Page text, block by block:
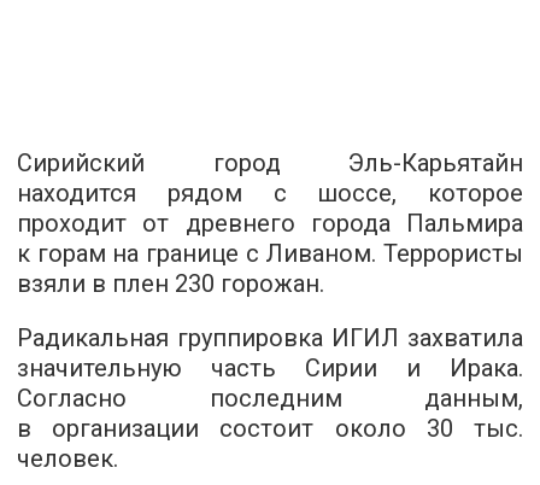
Сирийский город Эль-Карьятайн
находится рядом с шоссе, которое
проходит от древнего города Пальмира
к горам на границе с Ливаном. Террористы
взяли в плен 230 горожан.
Радикальная группировка ИГИЛ захватила
значительную часть Сирии и Ирака.
Согласно последним данным,
в организации состоит около 30 тыс.
человек.